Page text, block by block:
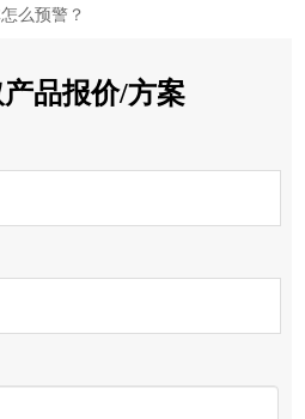
么预警？
品报价/方案